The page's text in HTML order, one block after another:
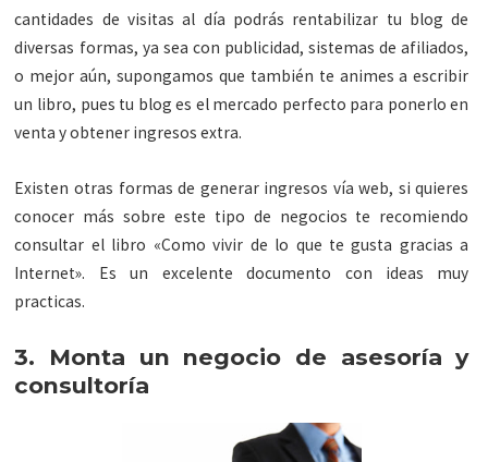
cantidades de visitas al día podrás rentabilizar tu blog de
diversas formas, ya sea con publicidad, sistemas de afiliados,
o mejor aún, supongamos que también te animes a escribir
un libro, pues tu blog es el mercado perfecto para ponerlo en
venta y obtener ingresos extra.
Existen otras formas de generar ingresos vía web, si quieres
conocer más sobre este tipo de negocios te recomiendo
consultar el libro «Como vivir de lo que te gusta gracias a
Internet». Es un excelente documento con ideas muy
practicas.
3. Monta un negocio de asesoría y
consultoría